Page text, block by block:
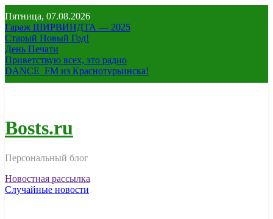
к
содержимому
Пятница, 07.08.2026
Гараж ШИРВИНДТА — 2025
Старый Новый Год!
День Печати
Приветствую всех, это радио
DANCE_FM из Краснотурьинска!
Bosts.ru
Персональный блог
Новостная рассылка
Случайные новости